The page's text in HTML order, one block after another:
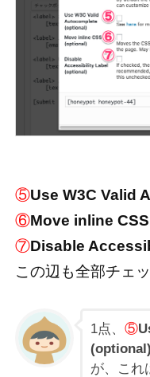
⑤Use W3C Valid
⑥Move inline
⑦Disable
この辺も全部チェ
1点、⑤
が、これ